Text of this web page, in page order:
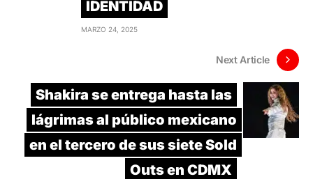
IDENTIDAD
MARZO 24, 2025
Next Article
Shakira se entrega hasta las
lágrimas al público mexicano
en el tercero de sus siete Sold
Outs en CDMX